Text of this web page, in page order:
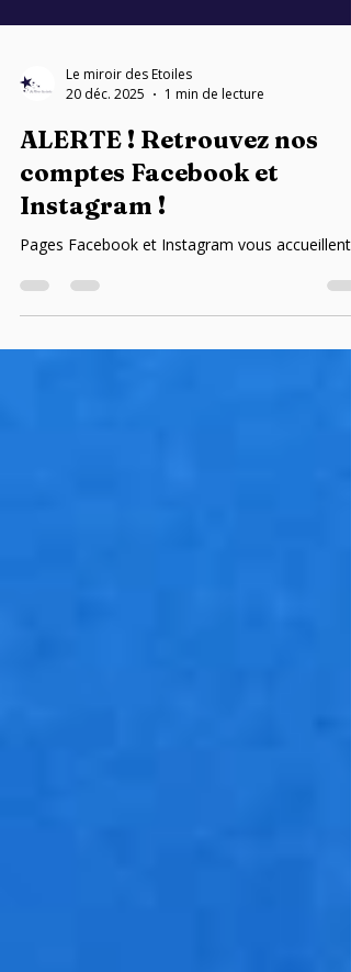
20 déc. 2025
1 min de lecture
ALERTE ! Retrouvez nos
comptes Facebook et
Instagram !
Pages Facebook et Instagram vous accueillent